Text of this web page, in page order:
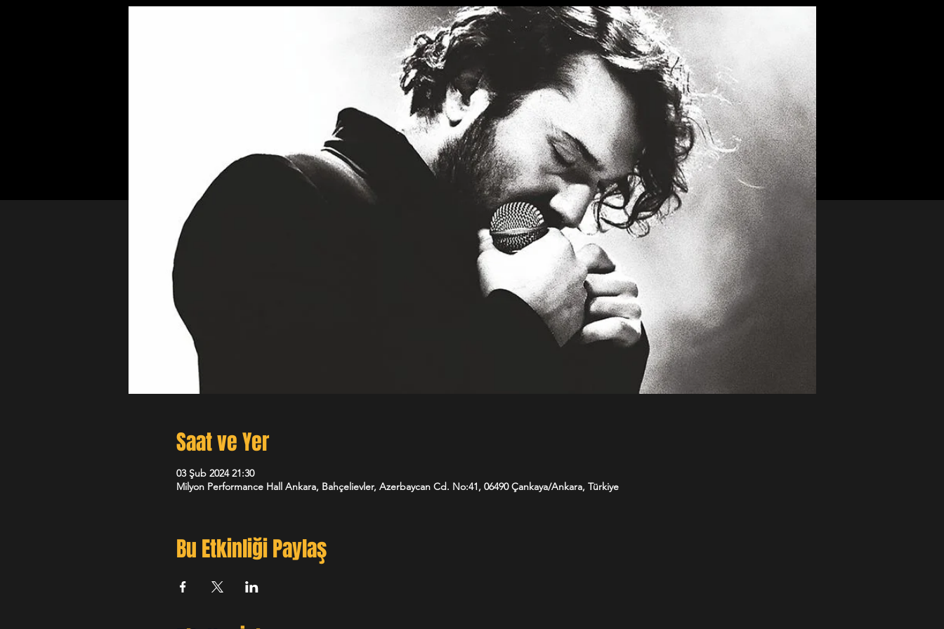
Saat ve Yer
03 Şub 2024 21:30
Milyon Performance Hall Ankara, Bahçelievler, Azerbaycan Cd. No:41, 06490 Çankaya/Ankara, Türkiye
Bu Etkinliği Paylaş